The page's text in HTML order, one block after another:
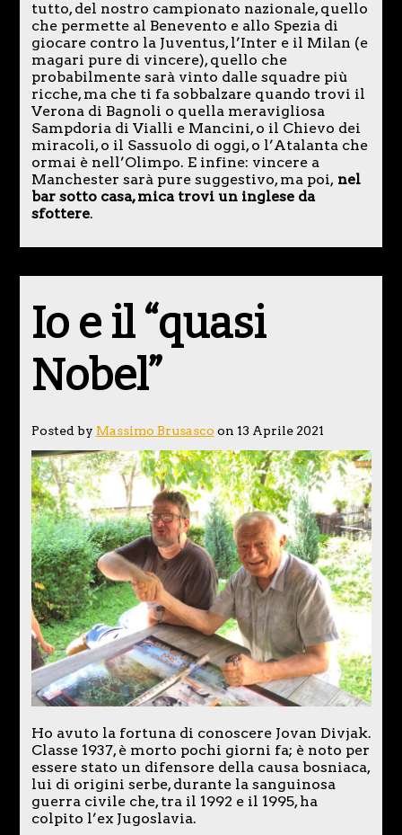
tutto, del nostro campionato nazionale, quello
che permette al Benevento e allo Spezia di
giocare contro la Juventus, l’Inter e il Milan (e
magari pure di vincere), quello che
probabilmente sarà vinto dalle squadre più
ricche, ma che ti fa sobbalzare quando trovi il
Verona di Bagnoli o quella meravigliosa
Sampdoria di Vialli e Mancini, o il Chievo dei
miracoli, o il Sassuolo di oggi, o l’Atalanta che
ormai è nell’Olimpo. E infine: vincere a
Manchester sarà pure suggestivo, ma poi,nel
bar sotto casa, mica trovi un inglese da
sfottere.
Io e il “quasi
Nobel”
Posted by Massimo Brusasco on 13 Aprile 2021
Ho avuto la fortuna di conoscere Jovan Divjak.
Classe 1937, è morto pochi giorni fa; è noto per
essere stato un difensore della causa bosniaca,
lui di origini serbe, durante la sanguinosa
guerra civile che, tra il 1992 e il 1995, ha
colpito l’ex Jugoslavia.